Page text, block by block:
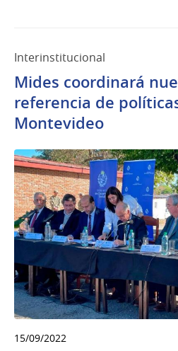
Interinstitucional
Mides coordinará
referencia de
Montevideo
15/09/2022